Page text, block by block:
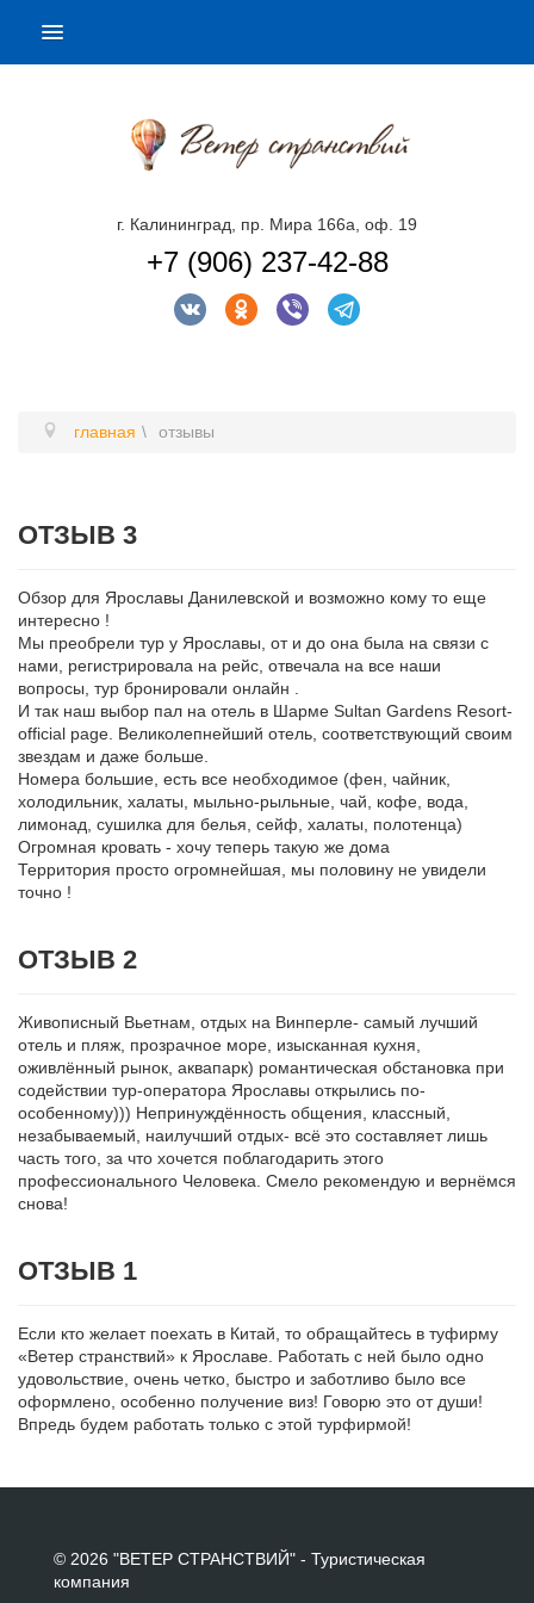
г. Калининград, пр. Мира 166а, оф. 19
+7 (906) 237-42-88
главная отзывы
ОТЗЫВ 3
Обзор для Ярославы Данилевской и возможно кому то еще
интересно !
Мы преобрели тур у Ярославы, от и до она была на связи с
нами, регистрировала на рейс, отвечала на все наши
вопросы, тур бронировали онлайн .
И так наш выбор пал на отель в Шарме Sultan Gardens Resort-
official page. Великолепнейший отель, соответствующий своим
звездам и даже больше.
Номера большие, есть все необходимое (фен, чайник,
холодильник, халаты, мыльно-рыльные, чай, кофе, вода,
лимонад, сушилка для белья, сейф, халаты, полотенца)
Огромная кровать - хочу теперь такую же дома
Территория просто огромнейшая, мы половину не увидели
точно !
ОТЗЫВ 2
Живописный Вьетнам, отдых на Винперле- самый лучший
отель и пляж, прозрачное море, изысканная кухня,
оживлённый рынок, аквапарк) романтическая обстановка при
содействии тур-оператора Ярославы открылись по-
особенному))) Непринуждённость общения, классный,
незабываемый, наилучший отдых- всё это составляет лишь
часть того, за что хочется поблагодарить этого
профессионального Человека. Смело рекомендую и вернёмся
снова!
ОТЗЫВ 1
Если кто желает поехать в Китай, то обращайтесь в туфирму
«Ветер странствий» к Ярославе. Работать с ней было одно
удовольствие, очень четко, быстро и заботливо было все
оформлено, особенно получение виз! Говорю это от души!
Впредь будем работать только с этой турфирмой!
© 2026 "ВЕТЕР СТРАНСТВИЙ" - Туристическая
компания